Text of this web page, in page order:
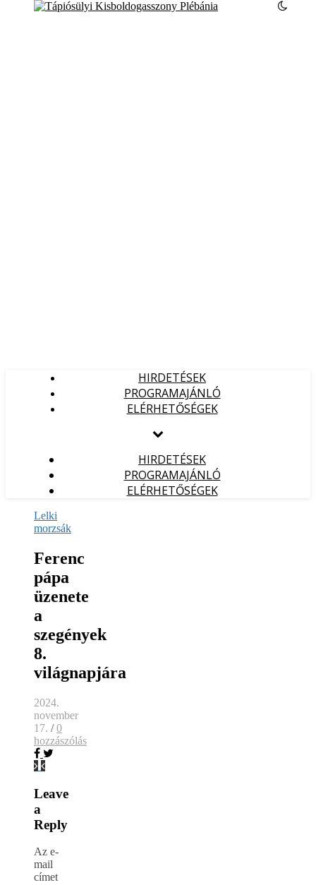
HIRDETÉSEK
PROGRAMAJÁNLÓ
ELÉRHETŐSÉGEK
HIRDETÉSEK
PROGRAMAJÁNLÓ
ELÉRHETŐSÉGEK
Lelki
morzsák
Ferenc
pápa
üzenete
a
szegények
8.
világnapjára
2024.
november
17. / 0
hozzászólás
Leave
a
Reply
Az e-
mail
címet